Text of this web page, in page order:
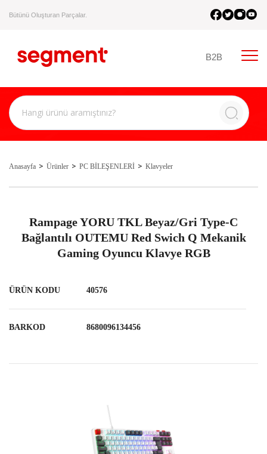
Bütünü Oluşturan Parçalar.
B2B
Anasayfa Ürünler PC BİLEŞENLERİ Klavyeler
Rampage YORU TKL Beyaz/Gri Type-C
Bağlantılı OUTEMU Red Swich Q Mekanik
Gaming Oyuncu Klavye RGB
ÜRÜN KODU 40576
BARKOD 8680096134456